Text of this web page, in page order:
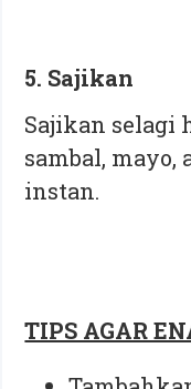
5. Sajikan
Sajikan selagi
sambal, mayo,
instan.
TIPS AGAR